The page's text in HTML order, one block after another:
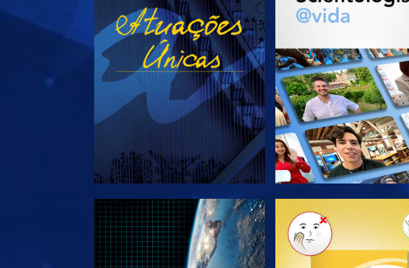
EXPLORE A SÉRIE EXPLORE A SÉRIE